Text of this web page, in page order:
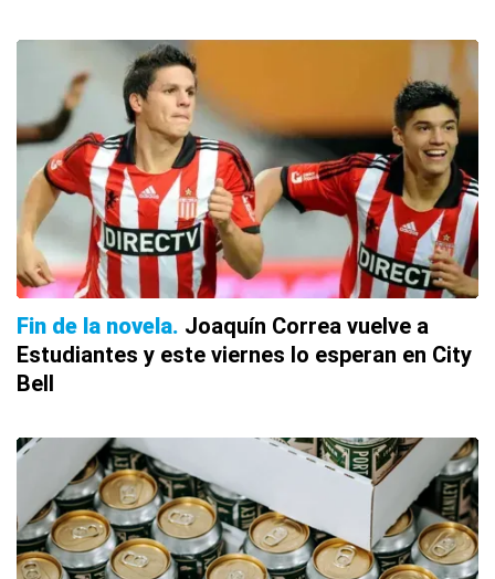
Fin de la novela Joaquín Correa vuelve a
Estudiantes y este viernes lo esperan en City
Bell